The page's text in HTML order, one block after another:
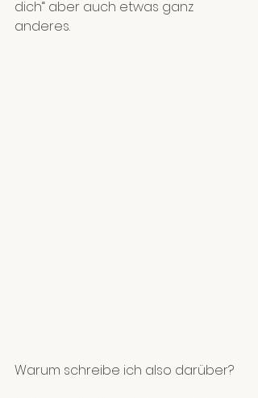
dich“ aber auch etwas ganz
anderes.
Warum schreibe ich also darüber?